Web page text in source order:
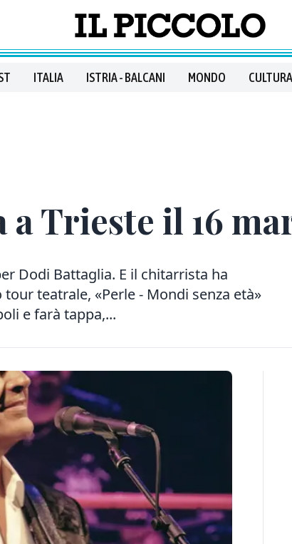
ITALIA ISTRIA - BALCANI MONDO
Trieste il 16
Dodi Battaglia. E il chitarrista ha
teatrale, «Perle - Mondi senza età»
e farà tappa,...